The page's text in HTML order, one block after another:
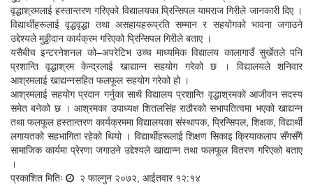
वृद्धाश्रमलाई हस्तान्तरण गरिएको विद्यालयका प्रिन्सिपल यामराज गिरीले जानकारी दिए ।
विद्यार्थीहरूलाई वृद्धवृद्धा तथा असहायहरूप्रति सम्मान र सहयोगको भावना जगाउने
उद्देश्यले मुठ्ठीदान कार्यक्रम गरिएको प्रिन्सिपल गिरीले बताए ।
यसैबीच इन्टरनेशनल को–अपरेटिभ उच्च माध्यमिक विद्यालय कालागाउँ सुर्खेतले पनि
प्रशान्ति वृद्धाश्रम केन्द्रलाई खाद्यान्न सहयोग गरेको छ । विद्यालयले शनिवार
आश्रमलाई खाद्यन्नसहित फलफूल सहयोग गरेको हो ।
आश्रमलाई सहयोग प्रदान गर्नुका साथै विद्यालय प्रशान्ति वृद्धाश्रमको आजीवन सदस्य
समेत बनेको छ । आश्रमका उपाध्यक्ष शितलसिंह राठौरको सभापतित्वमा भएको खाद्यन्न
तथा फलफूल हस्तान्तरण कार्यक्रममा विद्यालयका संस्थापक, प्रिन्सिपल, शिक्षक, विद्यार्थी
लगायतको सहभागिता रहेको थियो । विद्यार्थीहरूलाई शिक्षण सिकाइ क्रियाकलाप सँगसँगै
सामाजिक कार्यमा प्रेरणा जगाउने उद्देश्यले खाद्यान्न तथा फलफूल वितरण गरिएको बताए
।
प्रकाशित मितिः
२ फाल्गुन २०७२, आईतवार १२:१४